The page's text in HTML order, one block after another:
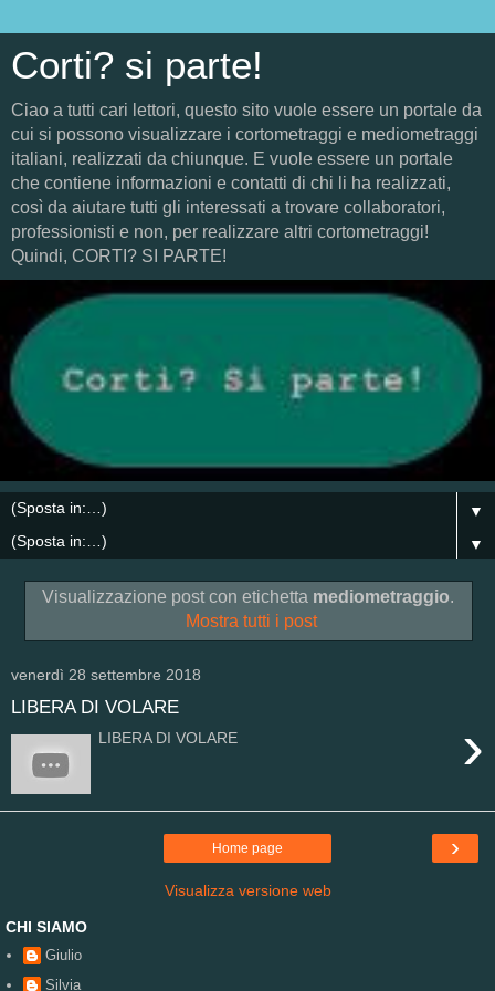
Corti? si parte!
Ciao a tutti cari lettori, questo sito vuole essere un portale da
cui si possono visualizzare i cortometraggi e mediometraggi
italiani, realizzati da chiunque. E vuole essere un portale
che contiene informazioni e contatti di chi li ha realizzati,
così da aiutare tutti gli interessati a trovare collaboratori,
professionisti e non, per realizzare altri cortometraggi!
Quindi, CORTI? SI PARTE!
▼
▼
Visualizzazione post con etichetta mediometraggio.
Mostra tutti i post
venerdì 28 settembre 2018
LIBERA DI VOLARE
›
LIBERA DI VOLARE
›
Home page
Visualizza versione web
CHI SIAMO
Giulio
Silvia